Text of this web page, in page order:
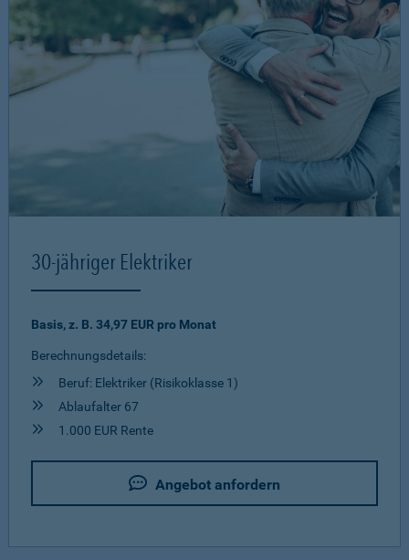
30-jähriger Elektriker
Basis, z. B. 34,97 EUR pro Monat
Berechnungsdetails:
Beruf: Elektriker (Risikoklasse 1)
Ablaufalter 67
1.000 EUR Rente
Angebot anfordern